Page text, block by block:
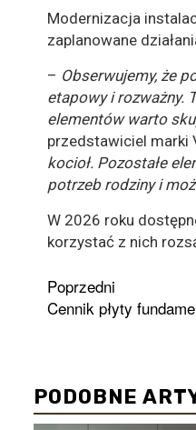
Modernizacja
zaplanowane
– Obserwujemy, że
etapowy i rozważny.
elementów warto
przedstawiciel marki
kocioł. Pozostałe
potrzeb rodziny i
W 2026 roku
korzystać z nich
Zobacz
wpisy
Poprzedni
Cennik płyty
PODOBNE